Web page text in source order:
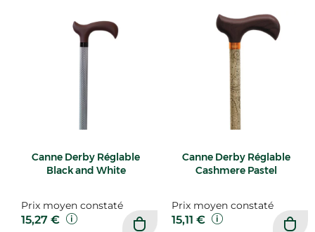
Canne Derby Réglable
Black and White
Prix moyen constaté
15,27 €
Canne Derby Réglable
Cashmere Pastel
Prix moyen constaté
15,11 €